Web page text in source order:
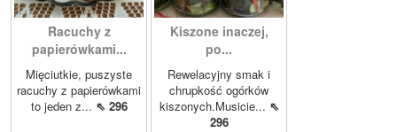
Racuchy z
papierówkami...
Mięciutkie, puszyste
racuchy z papierówkami
to jeden z... ⇖ 296
Kiszone inaczej,
po...
Rewelacyjny smak i
chrupkość ogórków
kiszonych.Musicie... ⇖
296